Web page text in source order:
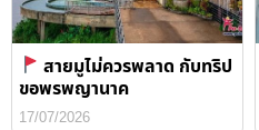
สายมูไม่ควรพลาด กับทริป
ขอพรพญานาค
17/07/2026